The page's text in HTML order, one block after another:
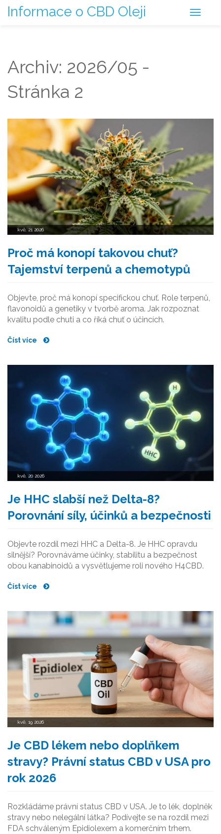
Informace o CBD Oleji
Archiv: 2026/05 -
Stránka 2
kvě, 21 2026
Proč má konopí takovou chuť?
Tajemství terpenů a chemotypů
Objevte, proč má konopí specifickou chuť. Role terpenů,
flavonoidů a genetiky v tvorbě aroma. Jak rozpoznat
kvalitu podle chuti a co říká chuť o účincích.
Číst více
kvě, 20 2026
Je HHC slabší než Delta-8?
Porovnání síly, účinků a bezpečnosti
Objevte rozdíl mezi HHC a Delta-8. Je HHC opravdu
silnější? Porovnáváme účinky, stabilitu a bezpečnost
obou kanabinoidů a vysvětlujeme roli nového H4CBD.
Číst více
kvě, 19 2026
Je CBD lékem nebo doplňkem
stravy? Právní status CBD v USA pro
rok 2026
Rozkládáme právní status CBD v USA. Je to lék, doplněk
stravy nebo nelegální látka? Podívejte se na rozdíl mezi
FDA schváleným Epidiolexem a komerčním trhem.